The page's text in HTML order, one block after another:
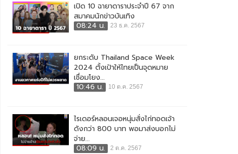
เปิด 10 ฉายาดาราประจำปี 67 จาก
สมาคมนักข่าวบันเทิง
08:24 น.
23 ธ.ค. 2567
ยกระดับ Thailand Space Week
2024 ตั้งเป้าให้ไทยเป็นจุดหมาย
เชื่อมโยง...
10:46 น.
10 ต.ค. 2567
ไรเดอร์หลอนเจอหนุ่มสั่งไก่ทอดเจ้า
ดังกว่า 800 บาท พอมาส่งบอกไม่
จ่าย...
08:09 น.
2 ต.ค. 2567